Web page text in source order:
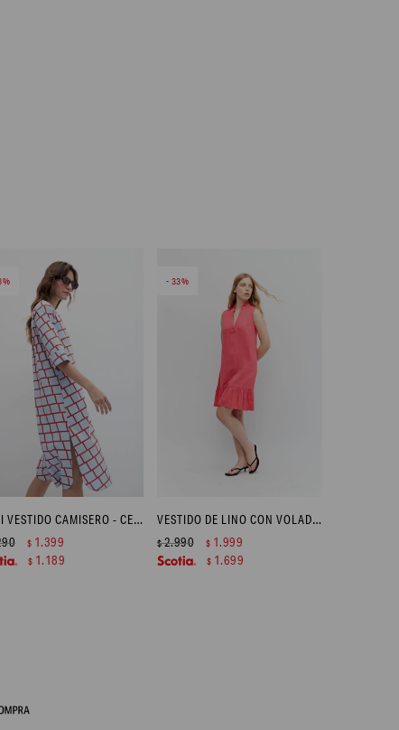
MAXI VESTIDO CAMISERO - CELESTE
$ 1.399
$ 1.189
33
VESTIDO DE LINO CON VOLADO - FUCSIA
$2.990 $ 1.999
$ 1.699